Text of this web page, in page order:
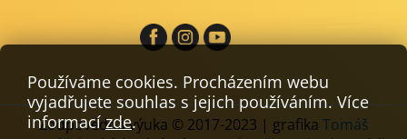
Používáme cookies. Procházením webu
vyjadřujete souhlas s jejich používáním. Více
informacízde.
Zodpovědná výuka © 2017-2023 | grafika Tomáš